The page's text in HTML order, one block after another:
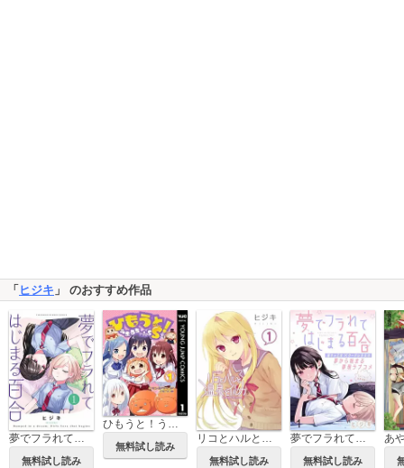
「ヒジキ 」 のおすすめ作品
夢でフラれてはじまる百合
無料試し読み
無料試し読み
リコとハルと温泉とイルカ
無料試し読み
夢でフラれてはじまる百合 【連載版】
無料試し読み
あ